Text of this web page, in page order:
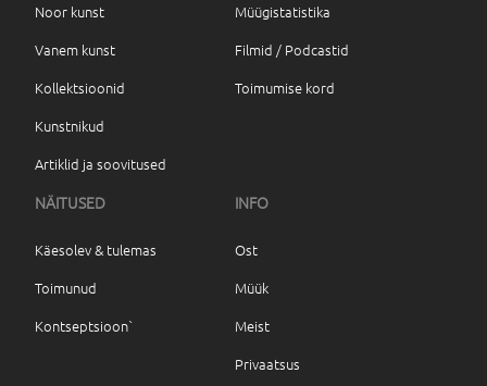
Noor kunst
Vanem kunst
Kollektsioonid
Kunstnikud
Artiklid ja soovitused
Müügistatistika
Filmid / Podcastid
Toimumise kord
NÄITUSED
Käesolev & tulemas
Toimunud
Kontseptsioon`
INFO
Ost
Müük
Meist
Privaatsus